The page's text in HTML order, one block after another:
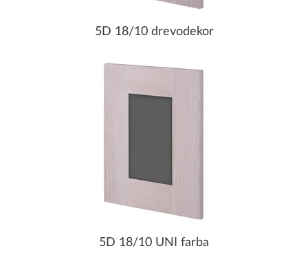
5D 18/10 drevodekor
5D 18/10 UNI farba